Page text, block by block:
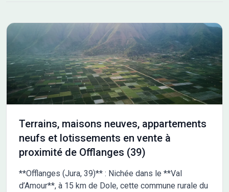
raccordée à la rue du Clos des Tilleuls, se finissant par une
traversée piétonne. Un espace vert est prévu à l'entrée du
programme, tout comme des plantations ponctuelles au fil de
la voirie, future zone de rencontre. La Promenade des Tilleuls
comporte 19 lots destinés à de la maison individu Les
informations sur l'état des risques auxquels ce bien est exposé
sont disponibles sur le site Géorisques : www.georisques.gouv.fr
Terrains, maisons neuves, appartements
neufs et lotissements en vente à
proximité de Offlanges (39)
**Offlanges (Jura, 39)** : Nichée dans le **Val
d’Amour**, à 15 km de Dole, cette commune rurale du